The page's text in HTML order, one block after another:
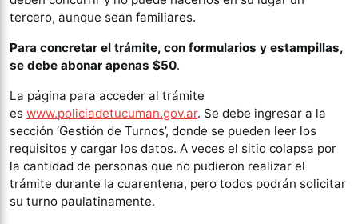
tercero, aunque sean familiares.
Para concretar el trámite, con formularios y estampillas,
se debe abonar apenas $50.
La página para acceder al trámite
es www.policiadetucuman.gov.ar. Se debe ingresar a la
sección ‘Gestión de Turnos’, donde se pueden leer los
requisitos y cargar los datos. A veces el sitio colapsa por
la cantidad de personas que no pudieron realizar el
trámite durante la cuarentena, pero todos podrán solicitar
su turno paulatinamente.